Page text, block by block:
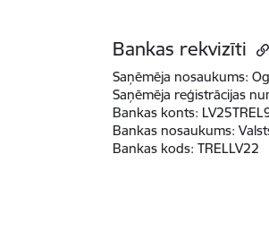
Bankas rekvizīti
Saņēmēja nosaukums:
Saņēmēja reģistrācijas
Bankas konts:
Bankas nosaukums:
Bankas kods: TRELLV22